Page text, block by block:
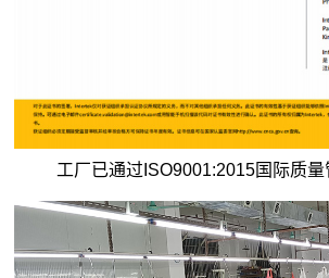
工厂已通过ISO9001:2015国际质